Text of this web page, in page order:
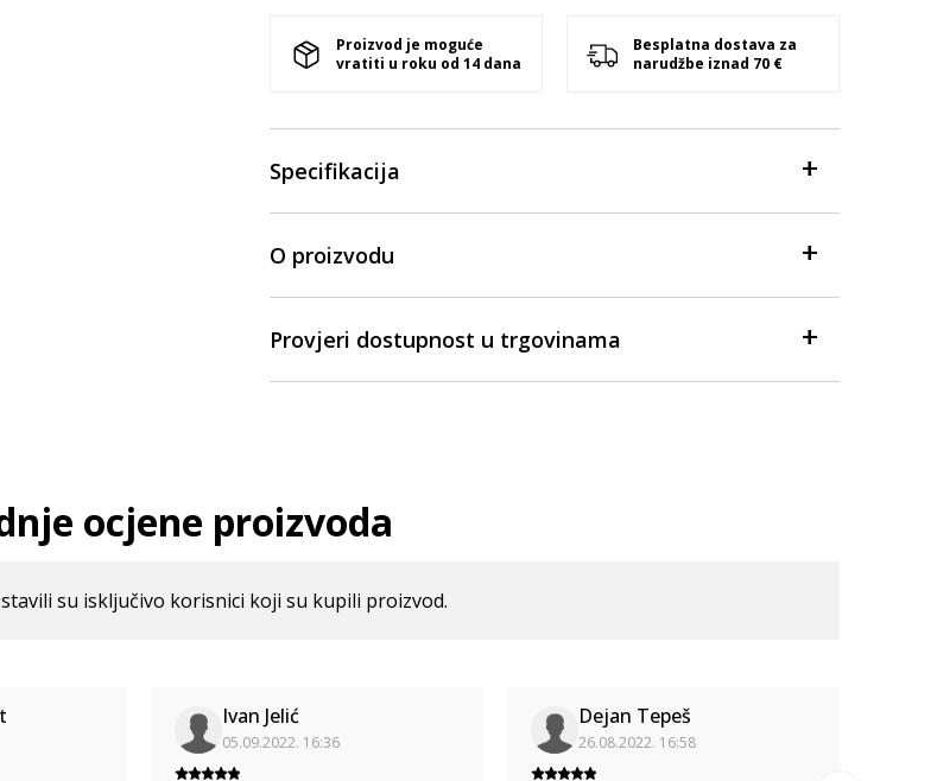
Proizvod je moguće
vratiti u roku od 14 dana
Besplatna dostava za
narudžbe iznad 70 €
Specifikacija
O proizvodu
Provjeri dostupnost u trgovinama
ocjene proizvoda
su isključivo korisnici koji su kupili proizvod.
Ivan Jelić
05.09.2022. 16:36
Dejan Tepeš
26.08.2022. 16:58